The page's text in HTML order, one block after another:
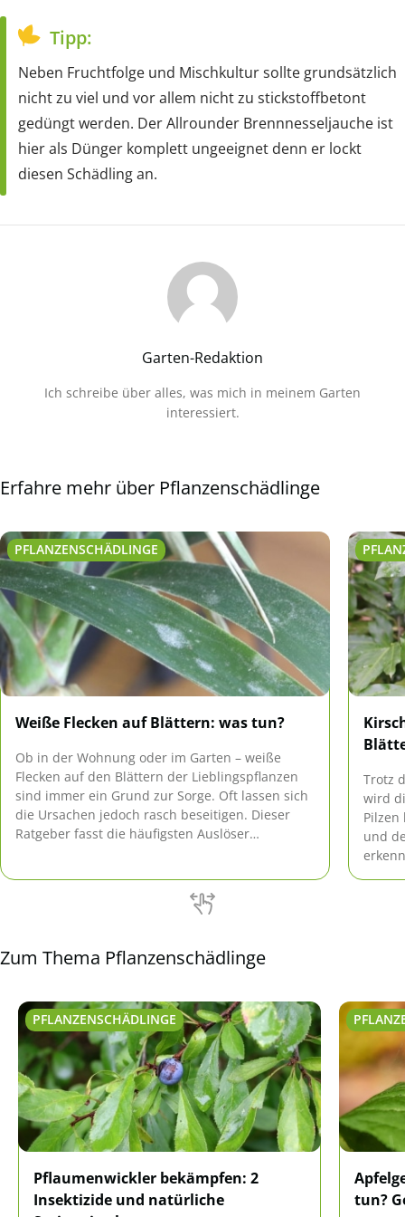
Tipp:
Neben Fruchtfolge und Mischkultur sollte grundsätzlich
nicht zu viel und vor allem nicht zu stickstoffbetont
gedüngt werden. Der Allrounder Brennnesseljauche ist
hier als Dünger komplett ungeeignet denn er lockt
diesen Schädling an.
Garten-Redaktion
Ich schreibe über alles, was mich in meinem Garten
interessiert.
Erfahre mehr über Pflanzenschädlinge
PFLANZENSCHÄDLINGE
Weiße Flecken auf Blättern: was tun?
Ob in der Wohnung oder im Garten – weiße
Flecken auf den Blättern der Lieblingspflanzen
sind immer ein Grund zur Sorge. Oft lassen sich
die Ursachen jedoch rasch beseitigen. Dieser
Ratgeber fasst die häufigsten Auslöser
Trotz
wird
Pilzen
und
Zum Thema Pflanzenschädlinge
PFLANZENSCHÄDLINGE
Pflaumenwickler bekämpfen: 2
Insektizide und natürliche
tun?